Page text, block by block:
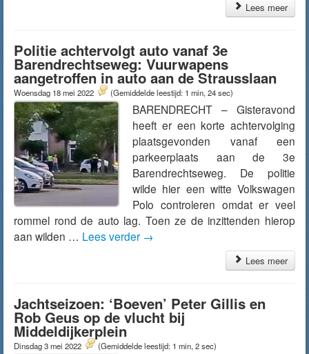
Lees meer
Politie achtervolgt auto vanaf 3e
Barendrechtseweg: Vuurwapens
aangetroffen in auto aan de Strausslaan
Woensdag 18 mei 2022 (Gemiddelde leestijd: 1 min, 24 sec)
BARENDRECHT – Gisteravond
heeft er een korte achtervolging
plaatsgevonden vanaf een
parkeerplaats aan de 3e
Barendrechtseweg. De politie
wilde hier een witte Volkswagen
Polo controleren omdat er veel
rommel rond de auto lag. Toen ze de inzittenden hierop
aan wilden … Lees verder →
Lees meer
Jachtseizoen: ‘Boeven’ Peter Gillis en
Rob Geus op de vlucht bij
Middeldijkerplein
Dinsdag 3 mei 2022 (Gemiddelde leestijd: 1 min, 2 sec)